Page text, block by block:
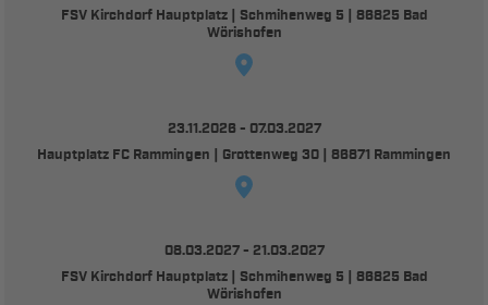
FSV Kirchdorf Hauptplatz | Schmihenweg 5 | 86825 Bad
Wörishofen
23.11.2026 - 07.03.2027
Hauptplatz FC Rammingen | Grottenweg 30 | 86871 Rammingen
08.03.2027 - 21.03.2027
FSV Kirchdorf Hauptplatz | Schmihenweg 5 | 86825 Bad
Wörishofen